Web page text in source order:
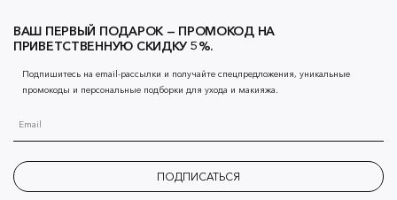
ВАШ ПЕРВЫЙ ПОДАРОК — ПРОМОКОД НА
ПРИВЕТСТВЕННУЮ СКИДКУ 5%.
Подпишитесь на email-рассылки и получайте спецпредложения, уникальные
промокоды и персональные подборки для ухода и макияжа.
ПОДПИСАТЬСЯ